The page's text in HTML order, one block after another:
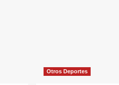
Otros Deportes